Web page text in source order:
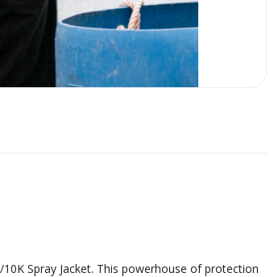
Spray Jacket. This powerhouse of protection